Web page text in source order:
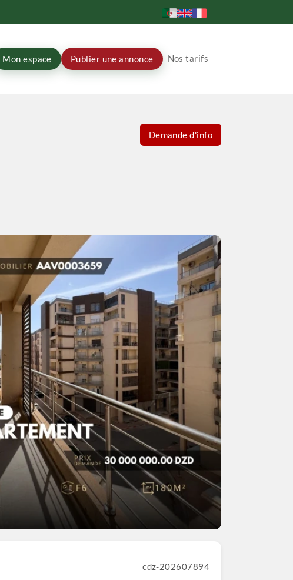
Mon espace Publier une annonce Nos tarifs
Demande d'info
cdz-202607894